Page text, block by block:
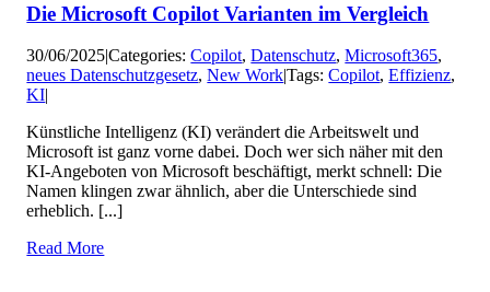
Die Microsoft Copilot Varianten im Vergleich
30/06/2025|Categories:Copilot,Datenschutz,Microsoft365,
neues Datenschutzgesetz,New Work|Tags:Copilot,Effizienz,
KI|
Künstliche Intelligenz (KI) verändert die Arbeitswelt und
Microsoft ist ganz vorne dabei. Doch wer sich näher mit den
KI-Angeboten von Microsoft beschäftigt, merkt schnell: Die
Namen klingen zwar ähnlich, aber die Unterschiede sind
erheblich. [...]
Read More